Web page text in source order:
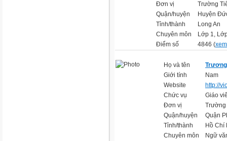
Đơn vị
Trường
Quận/huyện
Huyện
Tỉnh/thành
Long An
Chuyên môn
Lớp 1,
Điểm số
4846 (
Họ và tên
Giới tính
Nam
Website
http://
Chức vụ
Giáo
Đơn vị
Trường
Quận/huyện
Quận
Tỉnh/thành
Hồ Chí
Chuyên môn
Ngữ